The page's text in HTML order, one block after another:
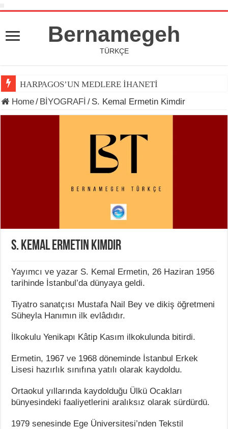
Bernamegeh
TÜRKÇE
HARPAGOS’UN MEDLERE İHANETİ
Home/ BİYOGRAFİ / S. Kemal Ermetin Kimdir
S. Kemal Ermetin Kimdir
Yayımcı ve yazar S. Kemal Ermetin, 26 Haziran 1956
tarihinde İstanbul’da dünyaya geldi.
Tiyatro sanatçısı Mustafa Nail Bey ve dikiş öğretmeni
Süheyla Hanımın ilk evlâdıdır.
İlkokulu Yenikapı Kâtip Kasım ilkokulunda bitirdi.
Ermetin, 1967 ve 1968 döneminde İstanbul Erkek
Lisesi hazırlık sınıfına yatılı olarak kaydoldu.
Ortaokul yıllarında kaydolduğu Ülkü Ocakları
bünyesindeki faaliyetlerini aralıksız olarak sürdürdü.
1979 senesinde Ege Üniversitesi’nden Tekstil